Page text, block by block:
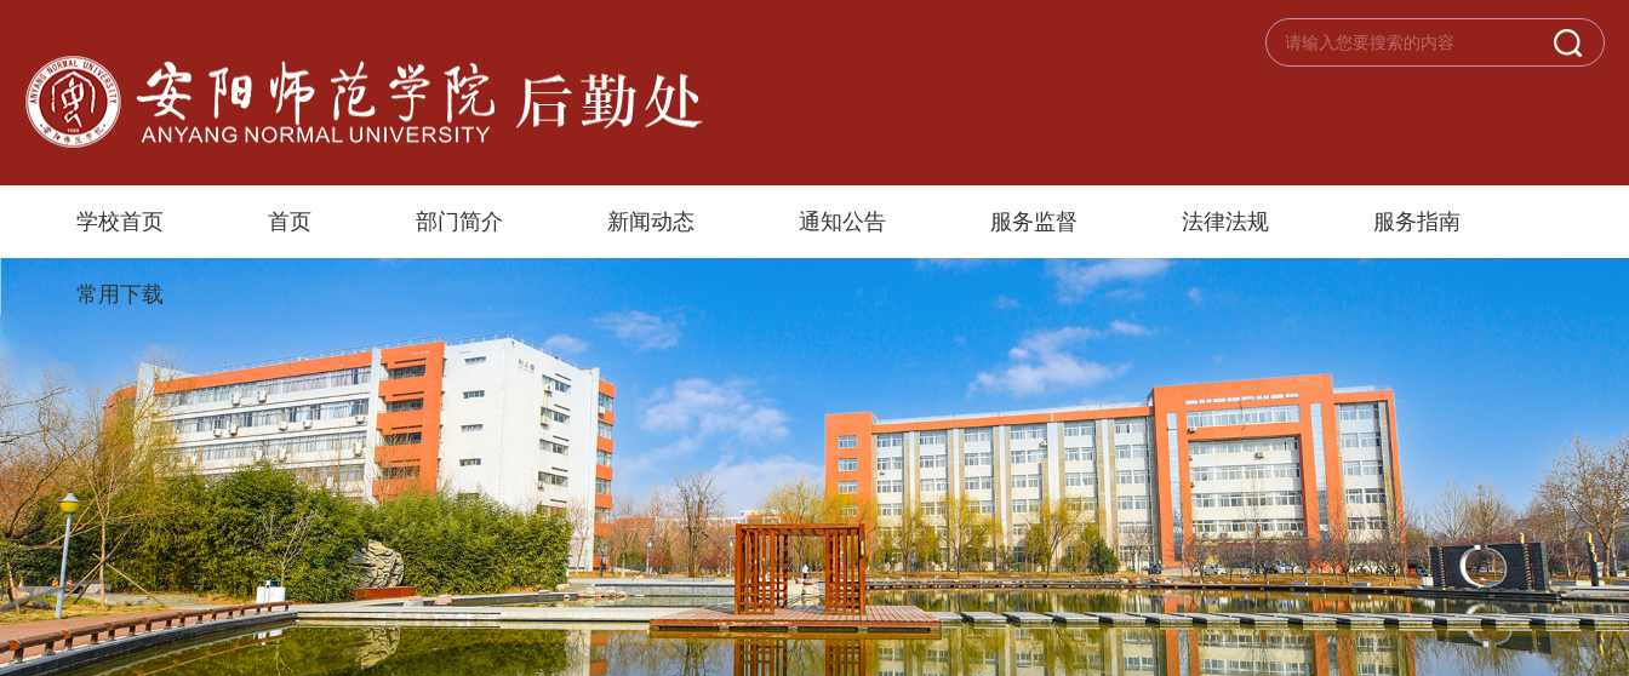
学校首页 首页 部门简介 新闻动态 通知公告 服务监督 法律法规 服务指南
常用下载